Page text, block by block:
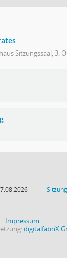
Sitzungssaal, 3.
Impressum
digitalfabriX